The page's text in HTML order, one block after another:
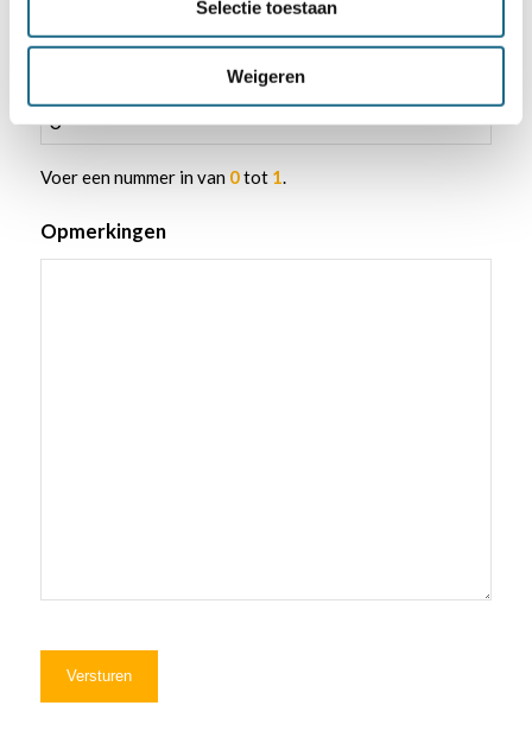
Selectie toestaan
Weigeren
Voer een getal kleiner dan of gelijk aan
Klein Tuinspel (met ondergrond)
Voer een nummer in van 0tot 1.
Opmerkingen